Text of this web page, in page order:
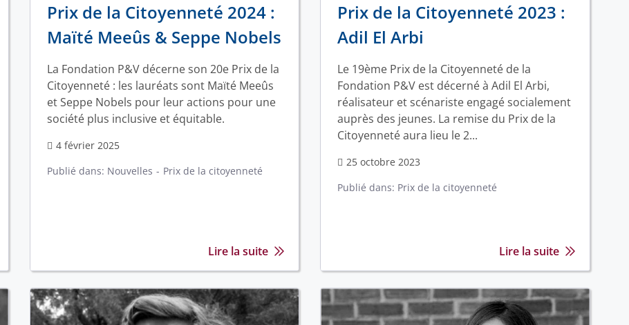
Prix de la Citoyenneté 2024 :
Maïté Meeûs & Seppe Nobels
La Fondation P&V décerne son 20e Prix de la
Citoyenneté : les lauréats sont Maïté Meeûs
et Seppe Nobels pour leur actions pour une
société plus inclusive et équitable.
4 février 2025
Publié dans: Nouvelles Prix de la citoyenneté
Lire la suite
Prix de la Citoyenneté 2023 :
Adil El Arbi
Le 19ème Prix de la Citoyenneté de la
Fondation P&V est décerné à Adil El Arbi,
réalisateur et scénariste engagé socialement
auprès des jeunes. La remise du Prix de la
Citoyenneté aura lieu le 2...
25 octobre 2023
Publié dans: Prix de la citoyenneté
Lire la suite